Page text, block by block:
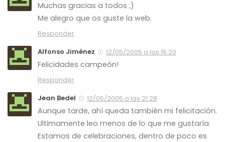
Muchas gracias a todos ;)
Me alegro que os guste la web.
Responder
Alfonso Jiménez
12/05/2005 a las 15:20
Felicidades campeón!
Responder
Jean Bedel
12/05/2005 a las 21:28
Aunque tarde, ahí queda también mi felicitación.
Ultimamente leo menos de lo que me gustaría.
Estamos de celebraciones, dentro de poco es